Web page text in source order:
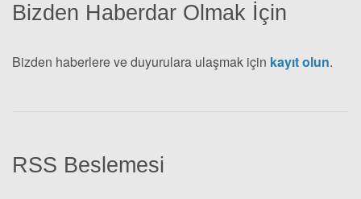
RSS Beslemesi
Bizden Haberdar Olmak İçin
Bizden haberlere ve duyurulara ulaşmak için kayıt olun.